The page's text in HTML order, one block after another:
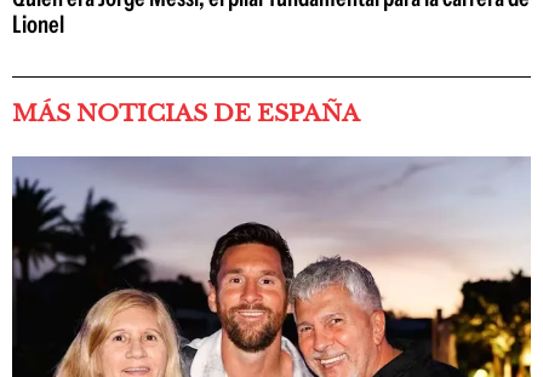
Lionel
MÁS NOTICIAS DE ESPAÑA